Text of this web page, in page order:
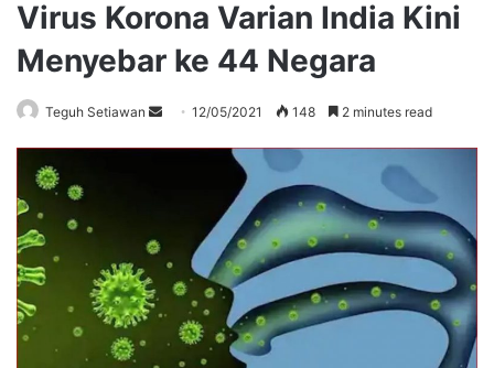
Virus Korona Varian India Kini
Menyebar ke 44 Negara
Teguh Setiawan
Send12/05/2021 148 2 minutes read